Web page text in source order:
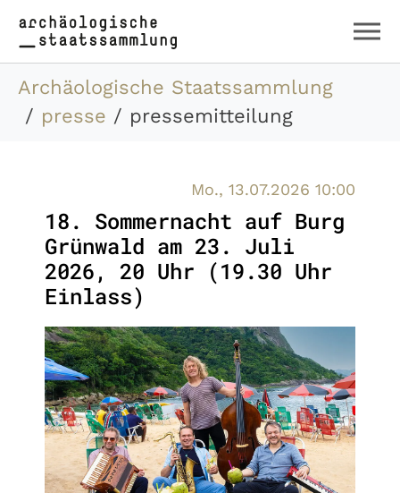
Zum Hauptinhalt springen
Skip to page footer
Sie sind hier:
Archäologische Staatssammlung
presse
pressemitteilung
Mo., 13.07.2026 10:00
18. Sommernacht auf Burg
Grünwald am 23. Juli
2026, 20 Uhr (19.30 Uhr
Einlass)